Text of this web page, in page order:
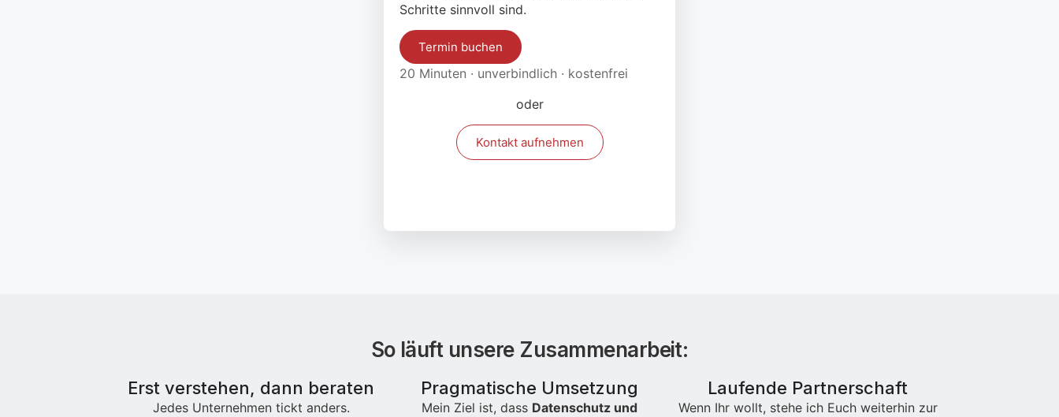
Schritte sinnvoll sind.
Termin buchen
20 Minuten · unverbindlich · kostenfrei
oder
Kontakt aufnehmen
So läuft unsere Zusammenarbeit:
Erst verstehen, dann beraten
Jedes Unternehmen tickt anders.
Pragmatische Umsetzung
Mein Ziel ist, dass Datenschutz und
Laufende Partnerschaft
Wenn Ihr wollt, stehe ich Euch weiterhin zur